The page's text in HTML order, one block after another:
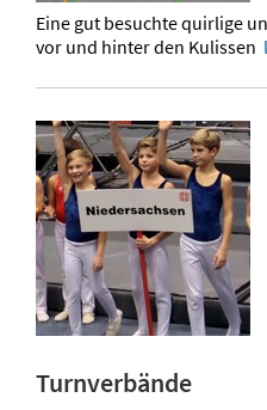
Eine gut besuchte quirlige
vor und hinter den Kulissen
Turnverbände